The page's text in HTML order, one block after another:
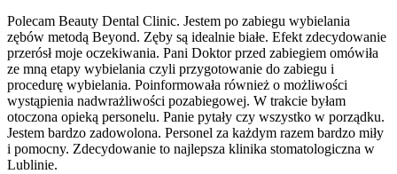
Polecam Beauty Dental Clinic. Jestem po zabiegu wybielania
zębów metodą Beyond. Zęby są idealnie białe. Efekt zdecydowanie
przerósł moje oczekiwania. Pani Doktor przed zabiegiem omówiła
ze mną etapy wybielania czyli przygotowanie do zabiegu i
procedurę wybielania. Poinformowała również o możliwości
wystąpienia nadwrażliwości pozabiegowej. W trakcie byłam
otoczona opieką personelu. Panie pytały czy wszystko w porządku.
Jestem bardzo zadowolona. Personel za każdym razem bardzo miły
i pomocny. Zdecydowanie to najlepsza klinika stomatologiczna w
Lublinie.